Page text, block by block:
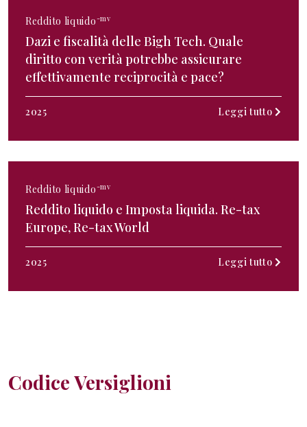
Reddito liquido-mv
Dazi e fiscalità delle Bigh Tech. Quale
diritto con verità potrebbe assicurare
effettivamente reciprocità e pace?
2025 Leggi tutto
Reddito liquido-mv
Reddito liquido e Imposta liquida. Re-tax
Europe, Re-tax World
2025 Leggi tutto
Codice Versiglioni